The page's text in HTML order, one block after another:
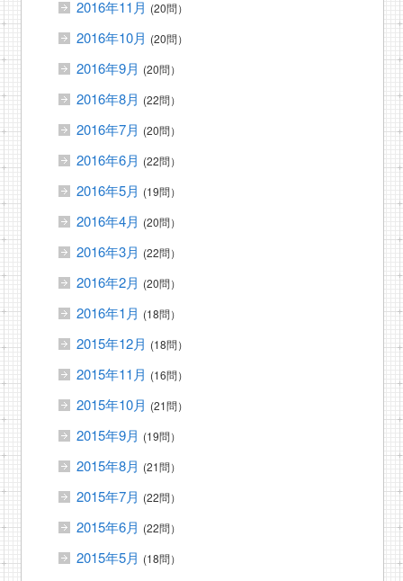
2016年11月 (20問）
2016年10月 (20問）
2016年9月 (20問）
2016年8月 (22問）
2016年7月 (20問）
2016年6月 (22問）
2016年5月 (19問）
2016年4月 (20問）
2016年3月 (22問）
2016年2月 (20問）
2016年1月 (18問）
2015年12月 (18問）
2015年11月 (16問）
2015年10月 (21問）
2015年9月 (19問）
2015年8月 (21問）
2015年7月 (22問）
2015年6月 (22問）
2015年5月 (18問）